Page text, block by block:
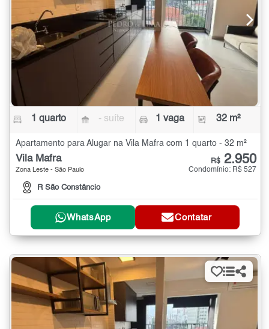
1 quarto - suíte 1 vaga 32 m²
Apartamento para Alugar na Vila Mafra com 1 quarto - 32 m²
Vila Mafra
Zona Leste - São Paulo
R São Constâncio
R$ 2.950
Condomínio: R$ 527
WhatsApp Contatar